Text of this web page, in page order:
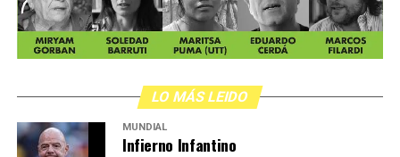
LO MÁS LEIDO
MUNDIAL
Infierno Infantino